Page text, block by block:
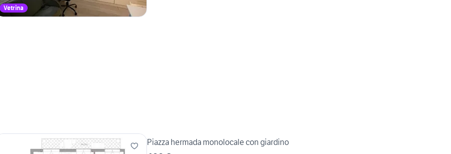
Vetrina
Piazza hermada monolocale con giardino